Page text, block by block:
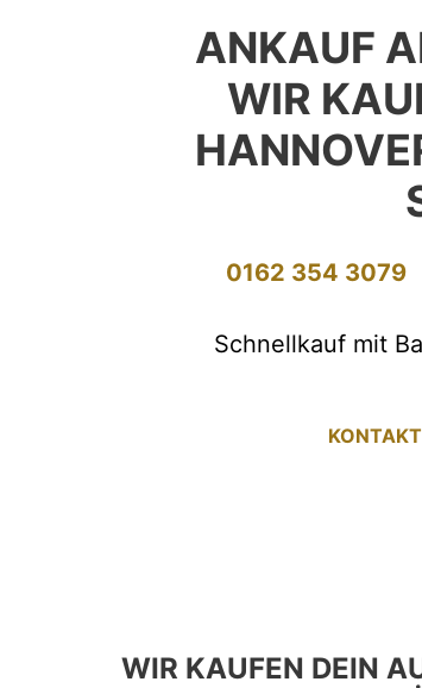
ANKAUF
WIR
0162 354 3079
Schnellkauf mit
WIR KAUFEN DEIN